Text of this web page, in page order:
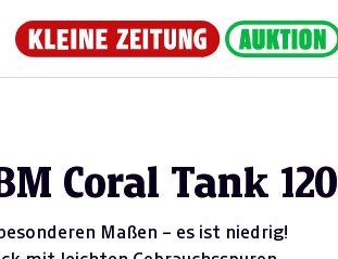
Coral Tank 120
Maßen – es ist niedrig!